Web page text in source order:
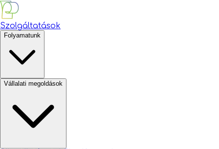
Szolgáltatások
Folyamatunk
Vállalati megoldások